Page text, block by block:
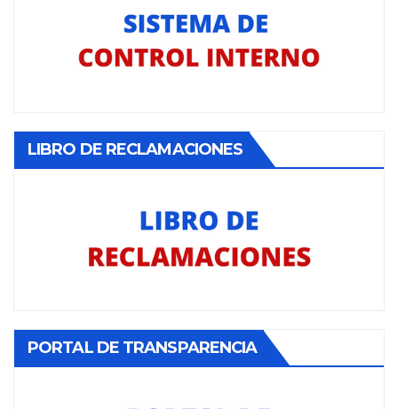
LIBRO DE RECLAMACIONES
PORTAL DE TRANSPARENCIA